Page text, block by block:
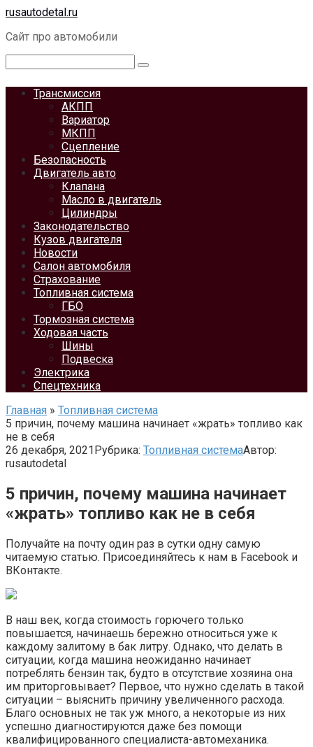
Перейти
контенту
rusautodetal.ru
Сайт про автомобили
Трансмиссия
АКПП
Вариатор
МКПП
Сцепление
Безопасность
Двигатель авто
Клапана
Масло в двигатель
Цилиндры
Законодательство
Кузов двигателя
Новости
Салон автомобиля
Страхование
Топливная система
ГБО
Тормозная система
Ходовая часть
Шины
Подвеска
Электрика
Спецтехника
Главная » Топливная система
5 причин, почему машина начинает «жрать» топливо как
не в себя
26 декабря, 2021Рубрика: Топливная системаАвтор:
rusautodetal
5 причин, почему машина начинает
«жрать» топливо как не в себя
Получайте на почту один раз в сутки одну самую
читаемую статью. Присоединяйтесь к нам в Facebook и
ВКонтакте.
В наш век, когда стоимость горючего только
повышается, начинаешь бережно относиться уже к
каждому залитому в бак литру. Однако, что делать в
ситуации, когда машина неожиданно начинает
потреблять бензин так, будто в отсутствие хозяина она
им приторговывает? Первое, что нужно сделать в такой
ситуации – выяснить причину увеличенного расхода.
Благо основных не так уж много, а некоторые из них
успешно диагностируются даже без помощи
квалифицированного специалиста-автомеханика.